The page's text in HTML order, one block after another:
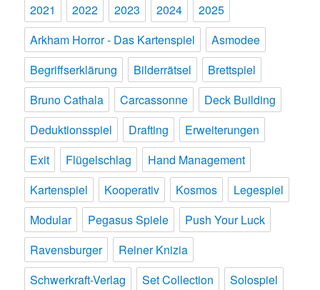
2021
2022 2023 2024
2025
Arkham Horror - Das Kartenspiel
Asmodee
Begriffserklärung
Bilderrätsel
Brettspiel
Bruno Cathala
Carcassonne
Deck Building
Deduktionsspiel
Drafting
Erweiterungen
Exit
Flügelschlag
Hand Management
Kartenspiel
Kooperativ Kosmos
Legespiel
Modular
Pegasus Spiele
Push Your Luck
Ravensburger
Reiner Knizia
Schwerkraft-Verlag
Set Collection
Solospiel